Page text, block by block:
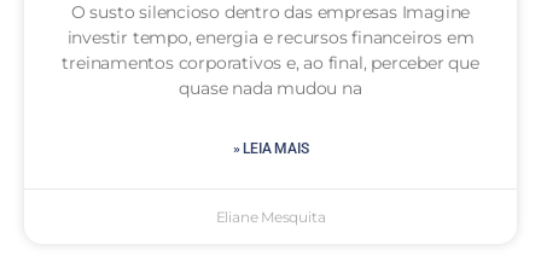
O susto silencioso dentro das empresas Imagine
investir tempo, energia e recursos financeiros em
treinamentos corporativos e, ao final, perceber que
quase nada mudou na
» LEIA MAIS
Eliane Mesquita